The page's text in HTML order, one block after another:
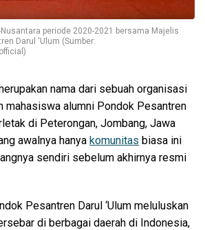
periode 2020-2021 bersama Majelis
Darul 'Ulum (Sumber:
nama dari sebuah organisasi
mahasiswa alumni Pondok Pesantren
di Peterongan, Jombang, Jawa
awalnya hanya komunitas biasa ini
sendiri sebelum akhirnya resmi
Pesantren Darul ‘Ulum meluluskan
di berbagai daerah di Indonesia,